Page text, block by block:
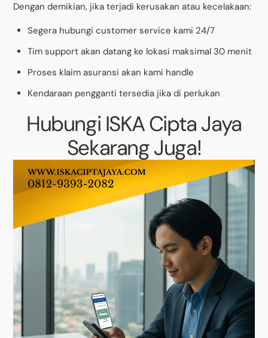
Dengan demikian, jika terjadi kerusakan atau kecelakaan:
Segera hubungi customer service kami 24/7
Tim support akan datang ke lokasi maksimal 30 menit
Proses klaim asuransi akan kami handle
Kendaraan pengganti tersedia jika di perlukan
Hubungi ISKA Cipta Jaya
Sekarang Juga!